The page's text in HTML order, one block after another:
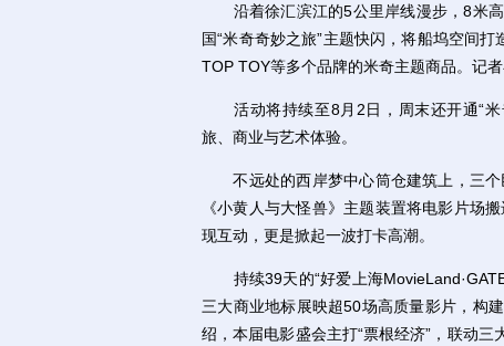
沿着徐汇滨江的5公里岸线漫步，8米高
国“米奇奇妙之旅”主题快闪，将船坞空间打
TOP TOY等多个品牌的米奇主题商品。记
活动将持续至8月2日，周末还开通“米
旅、商业与艺术体验。
不远处的西岸梦中心筒仓建筑上，三个
《小黄人与大怪兽》主题装置将电影片场
现互动，更是掀起一波打卡高潮。
持续39天的“好爱上海
三大商业地标展映超50场高质量影片，构
绍，本届电影盛会主打“票根经济”，联动